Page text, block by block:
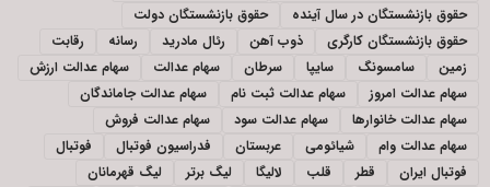
حقوق بازنشستگان در سال آینده
حقوق بازنشستگان دولت
حقوق بازنشستگان کارگری
ذوب آهن رئال مادرید رسانه
رقابت
زمین
سامسونگ سایپا سرطان سهام عدالت
سهام عدالت ارزش
سهام عدالت امروز
سهام عدالت ثبت نام
سهام عدالت جاماندگان
سهام عدالت خانوارها
سهام عدالت سود
سهام عدالت فروش
سهام عدالت وام
شیائومی عربستان فدراسیون فوتبال
فوتبال
فوتبال ایران
قطر قلب لالیگا لیگ برتر لیگ قهرمانان